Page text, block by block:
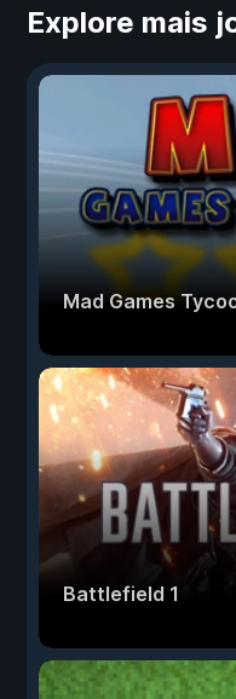
Explore mais
Mad Games
Battlefield 1